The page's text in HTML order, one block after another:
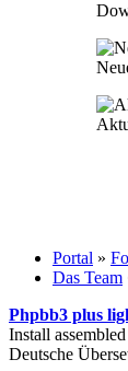
Portal »
Das Team
Phpbb3 plus
Install
Deutsche